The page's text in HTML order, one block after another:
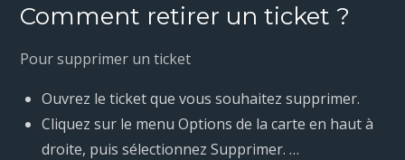
Comment retirer un ticket ?
Pour supprimer un ticket
Ouvrez le ticket que vous souhaitez supprimer.
Cliquez sur le menu Options de la carte en haut à
droite, puis sélectionnez Supprimer. …